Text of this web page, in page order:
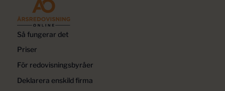
Så fungerar det
Priser
För redovisningsbyråer
Deklarera enskild firma